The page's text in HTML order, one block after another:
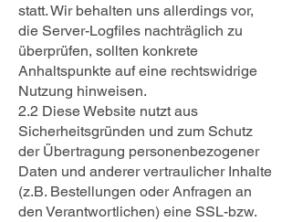
statt. Wir behalten uns allerdings vor,
die Server-Logfiles nachträglich zu
überprüfen, sollten konkrete
Anhaltspunkte auf eine rechtswidrige
Nutzung hinweisen.
2.2 Diese Website nutzt aus
Sicherheitsgründen und zum Schutz
der Übertragung personenbezogener
Daten und anderer vertraulicher Inhalte
(z.B. Bestellungen oder Anfragen an
den Verantwortlichen) eine SSL-bzw.